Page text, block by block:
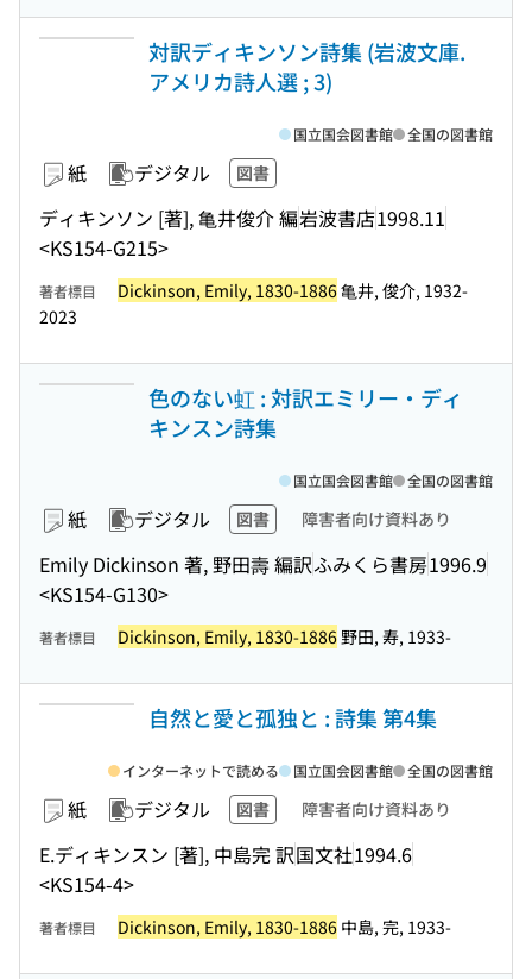
対訳ディキンソン詩集 (岩波文庫.
アメリカ詩人選 ; 3)
紙 デジタル 図書
ディキンソン [著], 亀井俊介 編岩波書店1998.11
<KS154-G215>
国立国会図書館 全国の図書館
著者標目 Dickinson, Emily, 1830-1886亀井, 俊介, 1932-
2023
色のない虹 : 対訳エミリー・ディ
キンスン詩集
紙 デジタル 図書 障害者向け資料あり
Emily Dickinson 著, 野田壽 編訳ふみくら書房1996.9
<KS154-G130>
国立国会図書館 全国の図書館
著者標目 Dickinson, Emily, 1830-1886野田, 寿, 1933-
自然と愛と孤独と : 詩集 第4集
紙 デジタル 図書 障害者向け資料あり
E.ディキンスン [著], 中島完 訳国文社1994.6
<KS154-4>
インターネットで読める 国立国会図書館 全国の図書館
著者標目 Dickinson, Emily, 1830-1886 中島, 完, 1933-